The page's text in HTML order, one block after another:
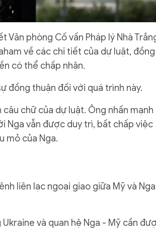
Văn phòng Cố vấn Pháp lý Nhà
về các chi tiết của dự luật, đồng
có thể chấp nhận.
đồng thuận đối với quá trình này.
chữ của dự luật. Ông nhấn mạnh
Nga vẫn được duy trì, bất chấp việc
mỏ của Nga.
liên lạc ngoại giao giữa Mỹ và
và quan hệ Nga - Mỹ cần